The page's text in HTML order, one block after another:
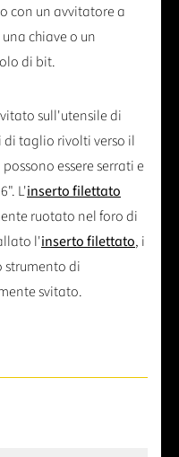
con un avvitatore a
chiave o un
di bit.
sull'utensile di
di taglio rivolti verso il
essere serrati e
L'inserto filettato
ruotato nel foro di
l'inserto filettato, i
strumento di
svitato.